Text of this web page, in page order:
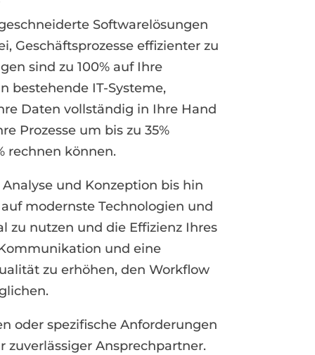
Softwarelösungen
Geschäftsprozesse effizienter zu
sind zu 100% auf Ihre
bestehende IT-Systeme,
Daten vollständig in Ihre Hand
Prozesse um bis zu 35%
rechnen können.
und Konzeption bis hin
modernste Technologien und
zu nutzen und die Effizienz Ihres
und eine
zu erhöhen, den Workflow
oder spezifische Anforderungen
Ansprechpartner.